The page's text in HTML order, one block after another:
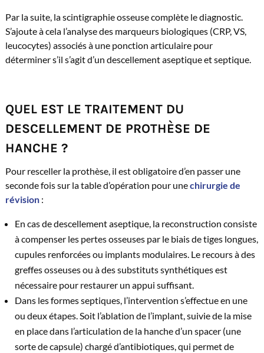
Par la suite, la scintigraphie osseuse complète le diagnostic.
S’ajoute à cela l’analyse des marqueurs biologiques (CRP, VS,
leucocytes) associés à une ponction articulaire pour
déterminer s’il s’agit d’un descellement aseptique et septique.
QUEL EST LE TRAITEMENT DU
DESCELLEMENT DE PROTHÈSE DE
HANCHE ?
Pour resceller la prothèse, il est obligatoire d’en passer une
seconde fois sur la table d’opération pour unechirurgie de
révision:
En cas de descellement aseptique, la reconstruction consiste
à compenser les pertes osseuses par le biais de tiges longues,
cupules renforcées ou implants modulaires. Le recours à des
greffes osseuses ou à des substituts synthétiques est
nécessaire pour restaurer un appui suffisant.
Dans les formes septiques, l’intervention s’effectue en une
ou deux étapes. Soit l’ablation de l’implant, suivie de la mise
en place dans l’articulation de la hanche d’un spacer (une
sorte de capsule) chargé d’antibiotiques, qui permet de